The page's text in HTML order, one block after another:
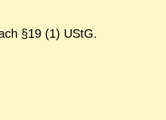
§19 (1) UStG.